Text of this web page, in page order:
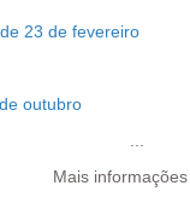
23 de fevereiro
outubro
Mais